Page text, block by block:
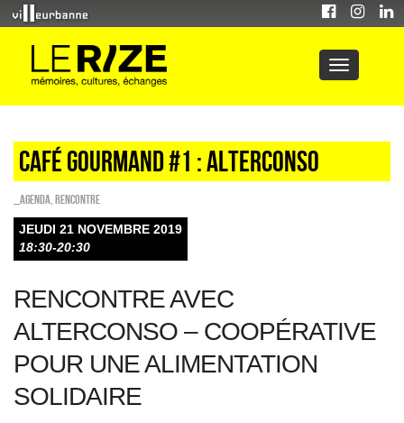
Café gourmand #1 : alterconso
_Agenda Rencontre
JEUDI 21 NOVEMBRE 2019
18:30-20:30
RENCONTRE AVEC
ALTERCONSO – COOPÉRATIVE
POUR UNE ALIMENTATION
SOLIDAIRE